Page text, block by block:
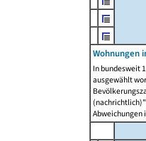
Wohnungen
In bundesweit
ausgewählt
Abweichungen